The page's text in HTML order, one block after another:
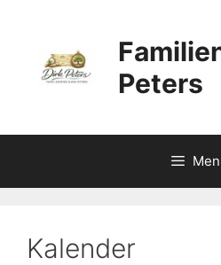
springen
Peters
Kalender